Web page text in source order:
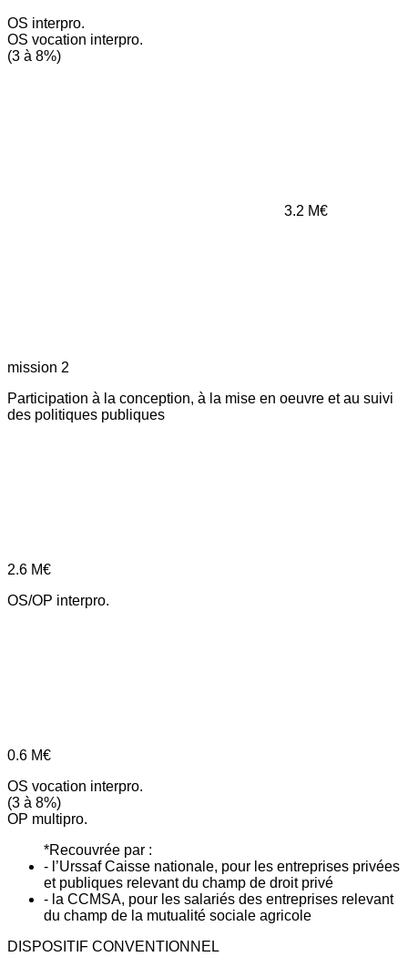
OS interpro.
OS vocation interpro.
(3 à 8%)
3.2 M€
mission 2
Participation à la conception, à la mise en oeuvre et au suivi
des politiques publiques
2.6 M€
OS/OP interpro.
0.6 M€
OS vocation interpro.
(3 à 8%)
OP multipro.
*Recouvrée par :
- l’Urssaf Caisse nationale, pour les entreprises privées
et publiques relevant du champ de droit privé
- la CCMSA, pour les salariés des entreprises relevant
du champ de la mutualité sociale agricole
DISPOSITIF CONVENTIONNEL